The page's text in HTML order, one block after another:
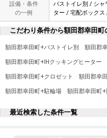
設備・条件
の一例
バストイレ別 / シ
ター / 宅配ボック
こだわり条件から額田郡幸田町
額田郡幸田町+バストイレ別 額田郡
額田郡幸田町+IHクッキングヒーター
額田郡幸田町+クロゼット 額田郡幸
額田郡幸田町+駐輪場 額田郡幸田町+
最近検索した条件一覧